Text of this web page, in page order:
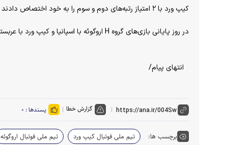
کیپ ورد با ۲ امتیاز رتبه‌های دوم و سوم را به خود اختصاص دادند و عربستان با یک امتیاز در رده چهارم ایستاد.
در روز پایانی بازی‌های گروه H اروگوئه با اسپانیا و کیپ ورد با عربستان دیدار می‌کنند.
انتهای پیام/
گزارش خطا پسندها : ۰
برچسب ها: تیم ملی فوتبال کیپ ورد تیم ملی فوتبال اروگوئه